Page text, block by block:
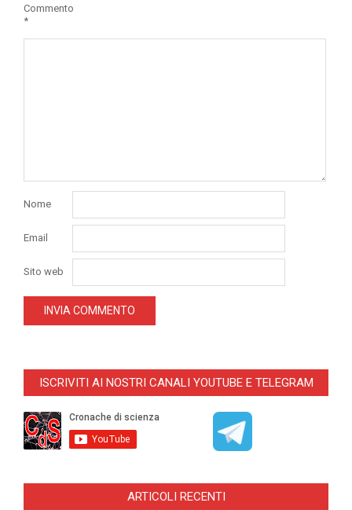
Commento
*
Nome
Email
Sito web
ISCRIVITI AI NOSTRI CANALI YOUTUBE E TELEGRAM
ARTICOLI RECENTI